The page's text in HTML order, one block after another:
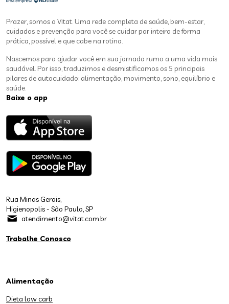
Prazer, somos a Vitat. Uma rede completa de saúde, bem-estar,
cuidados e prevenção para você se cuidar por inteiro de forma
prática, possível e que cabe na rotina.
Nascemos para ajudar você em sua jornada rumo a uma vida mais
saudável. Por isso, traduzimos e desmistificamos os 5 principais
pilares de autocuidado: alimentação, movimento, sono, equilíbrio e
saúde.
Baixe o app
Rua Minas Gerais,
Higienopolis - São Paulo, SP
atendimento@vitat.com.br
Trabalhe Conosco
Alimentação
Dieta low carb